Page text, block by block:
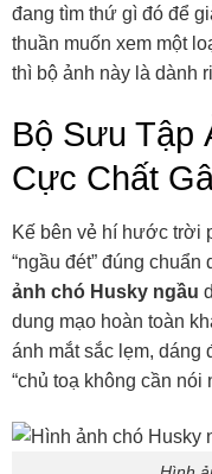
đang tìm thứ gì đó để
thuần muốn xem một
thì bộ ảnh này là dành
Bộ Sưu Tập
Cực Chất
Kế bên vẻ hí hước trời
“ngầu đét” đúng
ảnh chó Husky ngầu
dung mạo hoàn toàn
ánh mắt sắc lẹm, dáng
“chủ toạ không cần nói